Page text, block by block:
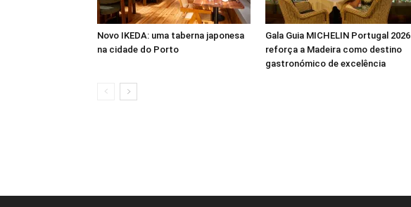
Novo IKEDA: uma taberna japonesa
na cidade do Porto
Gala Guia MICHELIN Portugal 2026
reforça a Madeira como destino
gastronómico de excelência